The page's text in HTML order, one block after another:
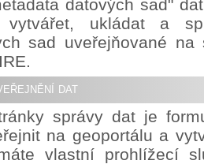
datových sad"
vytvářet, ukládat a
sad uveřejňované na
dat
správy dat je
na geoportálu a
vlastní prohlížecí